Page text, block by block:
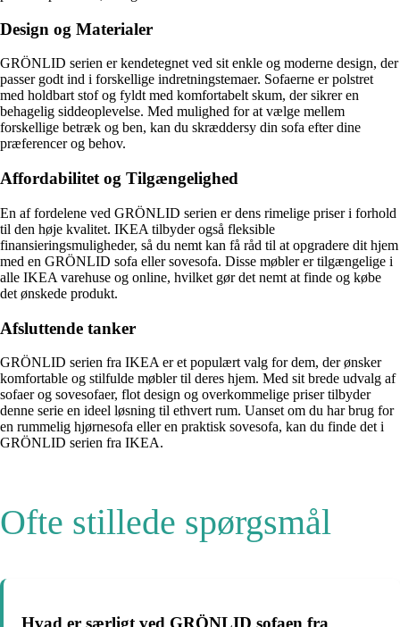
Design og Materialer
GRÖNLID serien er kendetegnet ved sit enkle og moderne design, der
passer godt ind i forskellige indretningstemaer. Sofaerne er polstret
med holdbart stof og fyldt med komfortabelt skum, der sikrer en
behagelig siddeoplevelse. Med mulighed for at vælge mellem
forskellige betræk og ben, kan du skræddersy din sofa efter dine
præferencer og behov.
Affordabilitet og Tilgængelighed
En af fordelene ved GRÖNLID serien er dens rimelige priser i forhold
til den høje kvalitet. IKEA tilbyder også fleksible
finansieringsmuligheder, så du nemt kan få råd til at opgradere dit hjem
med en GRÖNLID sofa eller sovesofa. Disse møbler er tilgængelige i
alle IKEA varehuse og online, hvilket gør det nemt at finde og købe
det ønskede produkt.
Afsluttende tanker
GRÖNLID serien fra IKEA er et populært valg for dem, der ønsker
komfortable og stilfulde møbler til deres hjem. Med sit brede udvalg af
sofaer og sovesofaer, flot design og overkommelige priser tilbyder
denne serie en ideel løsning til ethvert rum. Uanset om du har brug for
en rummelig hjørnesofa eller en praktisk sovesofa, kan du finde det i
GRÖNLID serien fra IKEA.
Ofte stillede spørgsmål
Hvad er særligt ved GRÖNLID sofaen fra